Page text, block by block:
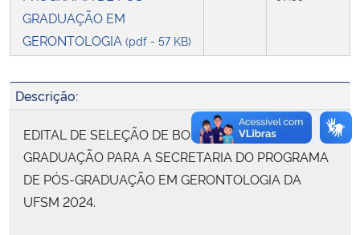
Secretaria-Geral
Secretaria de Governo
Advocacia-Geral da União
Banco Central do Brasil
GRADUAÇÃO EM
GERONTOLOGIA (pdf - 57 KB)
Descrição:
EDITAL DE SELEÇÃO DE BOLSISTAS DE
GRADUAÇÃO PARA A SECRETARIA DO PROGRAMA
DE PÓS-GRADUAÇÃO EM GERONTOLOGIA DA
UFSM 2024.